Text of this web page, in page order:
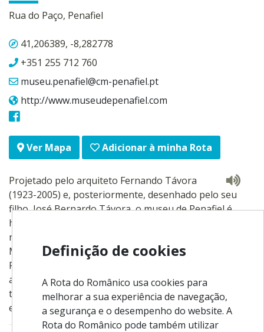
Rua do Paço, Penafiel
41,206389, -8,282778
+351 255 712 760
museu.penafiel@cm-penafiel.pt
http://www.museudepenafiel.com
Ver Mapa Adicionar à minha Rota
Projetado pelo arquiteto Fernando Távora
(1923-2005) e, posteriormente, desenhado pelo seu
filho, José Bernardo Távora, o museu de Penafiel é
hoje uma referência incontornável da museologia
nacional. Galardoado com o prémio de Melhor
Museu Português 2009, pela Associação
Portuguesa de Museologia, ao seu projeto
arquitetónico alia-se um valioso espólio, dividido em
três grandes temáticas: arqueologia, história local e
etnografia.
Definição de cookies
A Rota do Românico usa cookies para
melhorar a sua experiência de navegação,
a segurança e o desempenho do website. A
Rota do Românico pode também utilizar